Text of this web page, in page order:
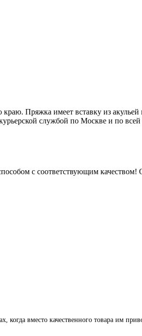
Пряжка имеет вставку из акульей
службой по Москве и по
с соответствующим качеством!
вместо качественного товара им